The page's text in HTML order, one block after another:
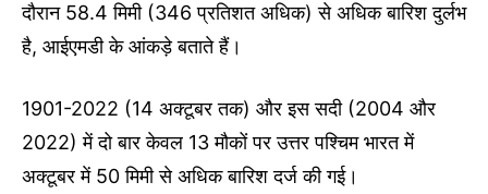
दौरान 58.4 मिमी (346 प्रतिशत अधिक) से अधिक बारिश दुर्लभ
है, आईएमडी के आंकड़े बताते हैं।
1901-2022 (14 अक्टूबर तक) और इस सदी (2004 और
2022) में दो बार केवल 13 मौकों पर उत्तर पश्चिम भारत में
अक्टूबर में 50 मिमी से अधिक बारिश दर्ज की गई।